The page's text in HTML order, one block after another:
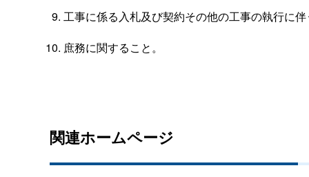
工事に係る入札及び契約その他の工事の執行に伴
庶務に関すること。
関連ホームページ